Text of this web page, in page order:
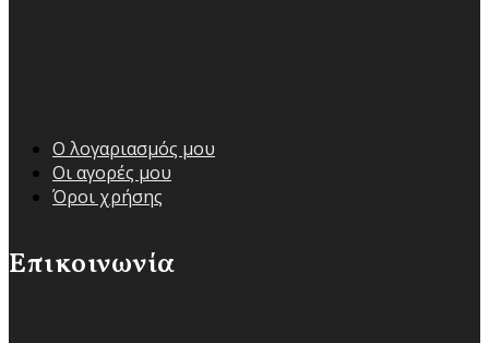
Ο λογαριασμός μου
Οι αγορές μου
Όροι χρήσης
Επικοινωνία